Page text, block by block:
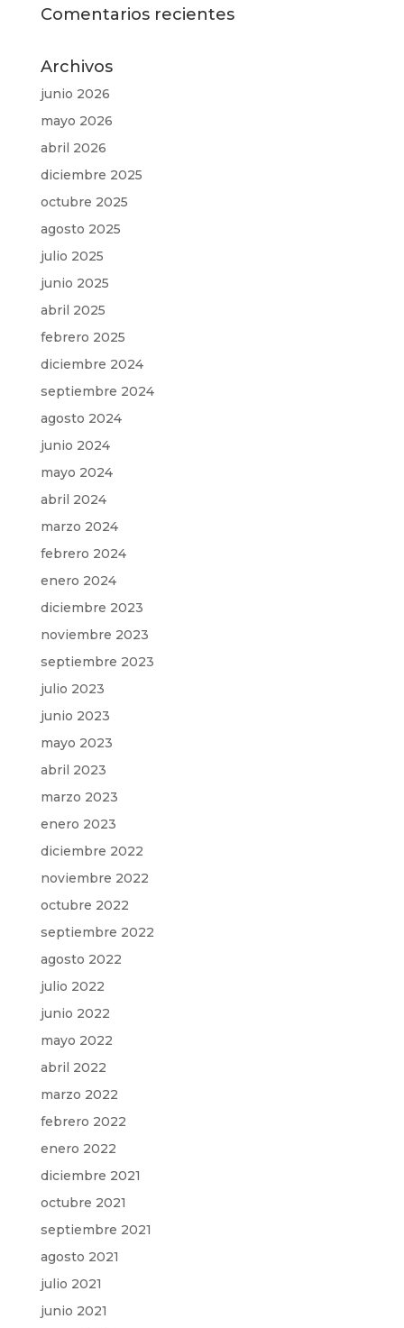
Comentarios recientes
Archivos
junio 2026
mayo 2026
abril 2026
diciembre 2025
octubre 2025
agosto 2025
julio 2025
junio 2025
abril 2025
febrero 2025
diciembre 2024
septiembre 2024
agosto 2024
junio 2024
mayo 2024
abril 2024
marzo 2024
febrero 2024
enero 2024
diciembre 2023
noviembre 2023
septiembre 2023
julio 2023
junio 2023
mayo 2023
abril 2023
marzo 2023
enero 2023
diciembre 2022
noviembre 2022
octubre 2022
septiembre 2022
agosto 2022
julio 2022
junio 2022
mayo 2022
abril 2022
marzo 2022
febrero 2022
enero 2022
diciembre 2021
octubre 2021
septiembre 2021
agosto 2021
julio 2021
junio 2021